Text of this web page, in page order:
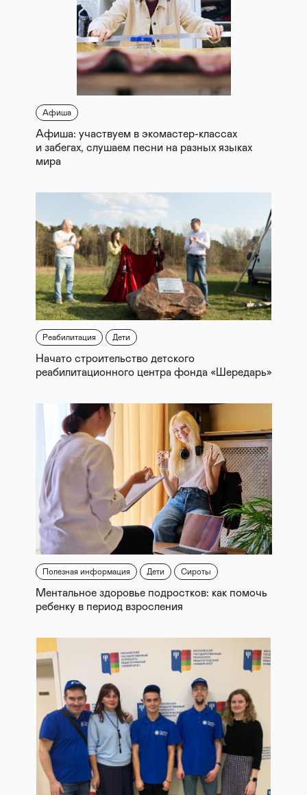
Афиша
Афиша: участвуем в экомастер-классах
и забегах, слушаем песни на разных языках
мира
Реабилитация Дети
Начато строительство детского
реабилитационного центра фонда «Шередарь»
Полезная информация Дети Сироты
Ментальное здоровье подростков: как помочь
ребенку в период взросления